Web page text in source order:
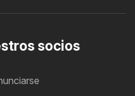
socios